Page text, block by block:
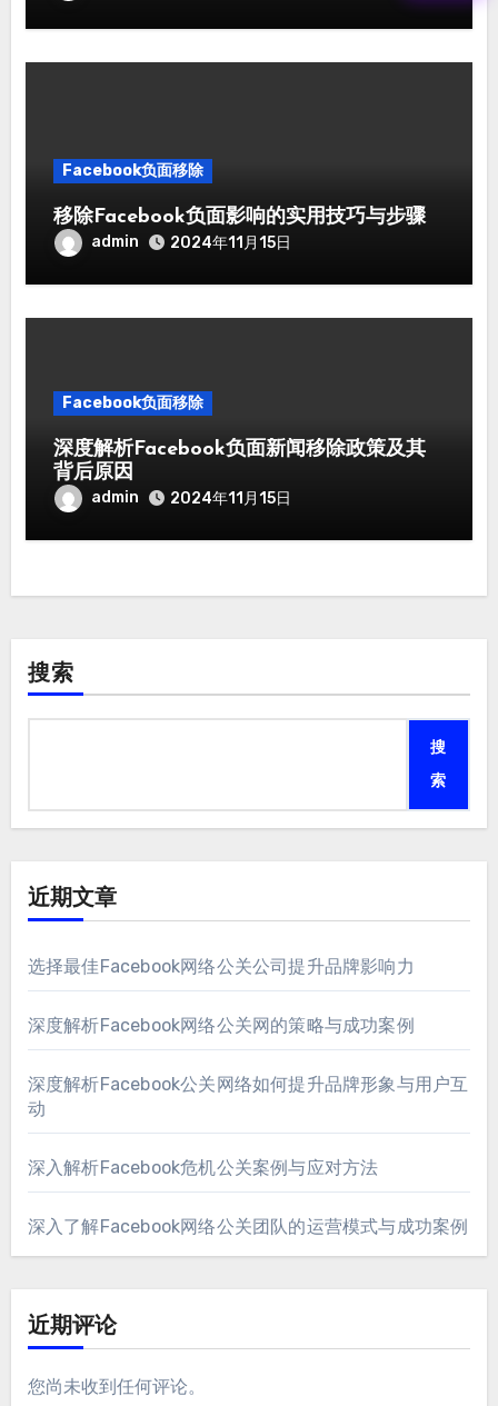
Facebook负面移除
移除Facebook负面影响的实用技巧与步骤
admin 2024年11月15日
Facebook负面移除
深度解析Facebook负面新闻移除政策及其
背后原因
admin 2024年11月15日
搜索
搜
索
近期文章
选择最佳Facebook网络公关公司提升品牌影响力
深度解析Facebook网络公关网的策略与成功案例
深度解析Facebook公关网络如何提升品牌形象与用户互
动
深入解析Facebook危机公关案例与应对方法
深入了解Facebook网络公关团队的运营模式与成功案例
近期评论
您尚未收到任何评论。